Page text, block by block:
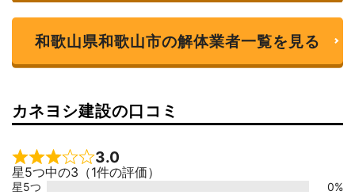
和歌山県和歌山市の解体業者一覧を見る
カネヨシ建設の口コミ
Rated 3 out of 5
3.0
星5つ中の3（1件の評価）
星5つ
0%